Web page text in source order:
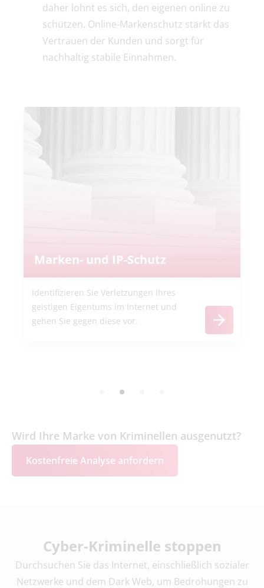
daher lohnt es sich, den eigenen online zu
schützen. Online-Markenschutz stärkt das
Vertrauen der Kunden und sorgt für
nachhaltig stabile Einnahmen.
Marken- und IP-Schutz
Identifizieren Sie Verletzungen Ihres
geistigen Eigentums im Internet und
gehen Sie gegen diese vor.
Wird Ihre Marke von Kriminellen ausgenutzt?
Kostenfreie Analyse anfordern
Cyber-Kriminelle stoppen
Durchsuchen Sie das Internet, einschließlich sozialer
Netzwerke und dem Dark Web, um Bedrohungen zu